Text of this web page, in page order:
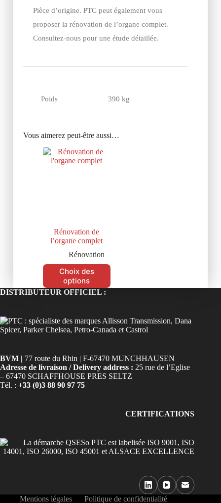
Pièce d’origine. PTC peut également vous
proposer la rénovation de l’organe complet.
Consultez-nous pour une étude détaillée.
Poids 390 kg
Vous aimerez peut-être aussi…
Rénovation de
l’organe complet
Rénovation
Choix des
options
DISTRIBUTEUR OFFICIEL :
BVM | 77 route du Rhin | F-67470 MUNCHHAUSEN
Adresse de livraison / Delivery address : 25 rue de l’Eglise
– 67470 SCHAFFHOUSE PRES SELTZ
Tél. : +33 (0)3 88 90 97 75
CERTIFICATIONS
Mentions légales Politique de confidentialité